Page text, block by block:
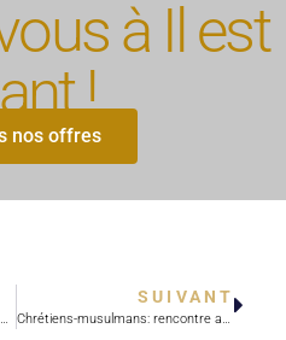
à Il est
!
nos offres
« La joie de l’amour » : La doctrine n’a pas changé, c’est le monde qui a changé !
SUIVANT
Chrétiens-musulmans: rencontre avec Colette Hamza